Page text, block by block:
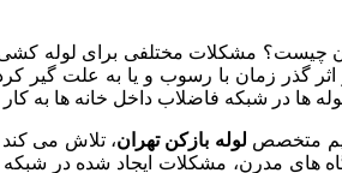
چیست؟ مشکلات مختلفی برای لوله کشی
گذر زمان با رسوب و یا به علت گیر
ها در شبکه فاضلاب داخل خانه ها به
تیم متخصص لوله بازکن تهران، تلاش می
های مدرن، مشکلات ایجاد شده